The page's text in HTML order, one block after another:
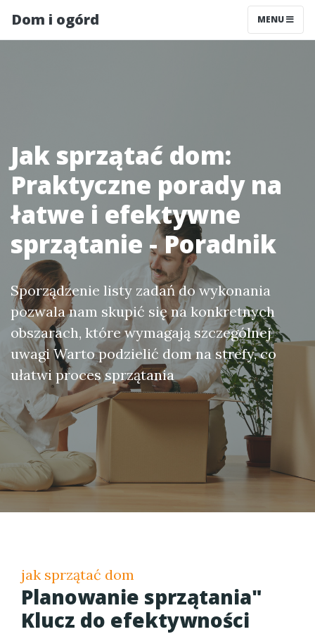
Dom i ogórd MENU
Jak sprzątać dom:
Praktyczne porady na
łatwe i efektywne
sprzątanie - Poradnik
Sporządzenie listy zadań do wykonania
pozwala nam skupić się na konkretnych
obszarach, które wymagają szczególnej
uwagi Warto podzielić dom na strefy, co
ułatwi proces sprzątania
jak sprzątać dom
Planowanie sprzątania"
Klucz do efektywności